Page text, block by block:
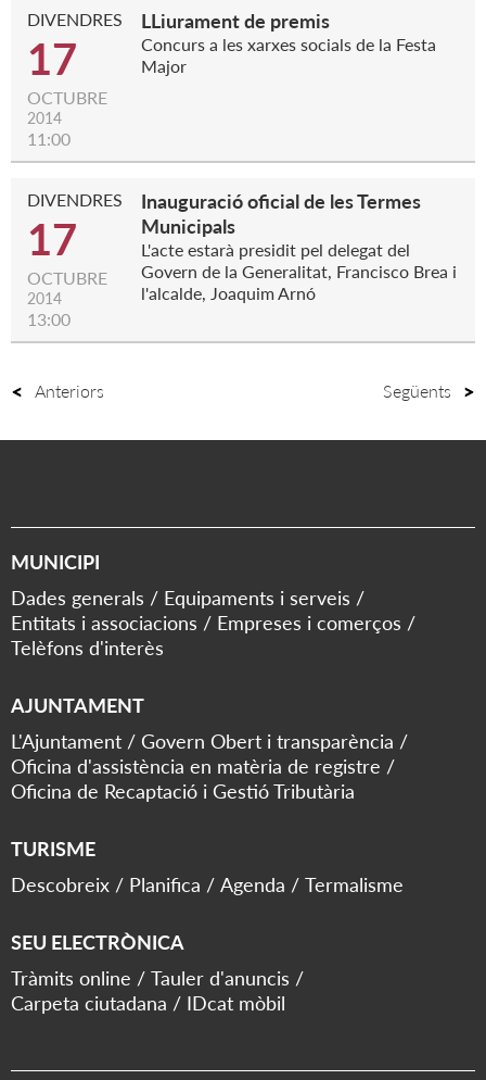
DIVENDRES
17
OCTUBRE
2014
11:00
LLiurament de premis
Concurs a les xarxes socials de la Festa
Major
DIVENDRES
17
OCTUBRE
2014
13:00
Inauguració oficial de les Termes
Municipals
L'acte estarà presidit pel delegat del
Govern de la Generalitat, Francisco Brea i
l'alcalde, Joaquim Arnó
Anteriors Següents
MUNICIPI
Dades generals
Equipaments i serveis
Entitats i associacions
Empreses i comerços
Telèfons d'interès
AJUNTAMENT
L'Ajuntament
Govern Obert i transparència
Oficina d'assistència en matèria de registre
Oficina de Recaptació i Gestió Tributària
TURISME
Descobreix
Planifica Agenda Termalisme
SEU ELECTRÒNICA
Tràmits online
Tauler d'anuncis
Carpeta ciutadana
IDcat mòbil